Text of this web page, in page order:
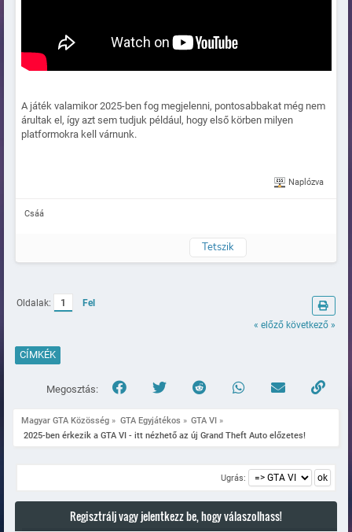
A játék valamikor 2025-ben fog megjelenni, pontosabbakat még nem
árultak el, így azt sem tudjuk például, hogy első körben milyen
platformokra kell várnunk.
Naplózva
Csáá
Tetszik
Oldalak: 1
Fel
« előző következő »
CÍMKÉK
Megosztás:
Magyar GTA Közösség » GTA Egyjátékos » GTA VI »
2025-ben érkezik a GTA VI - itt nézhető az új Grand Theft Auto előzetes!
Ugrás:
Regisztrálj vagy jelentkezz be, hogy válaszolhass!